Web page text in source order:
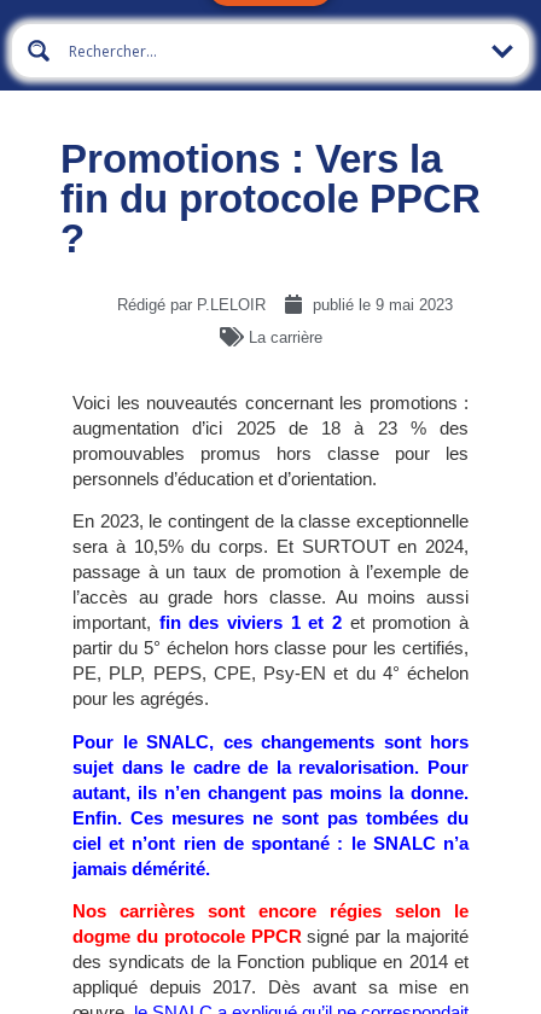
Promotions : Vers la
fin du protocole PPCR
?
Rédigé par P.LELOIR publié le 9 mai 2023
La carrière
Voici les nouveautés concernant les promotions :
augmentation d’ici 2025 de 18 à 23 % des
promouvables promus hors classe pour les
personnels d’éducation et d’orientation.
En 2023, le contingent de la classe exceptionnelle
sera à 10,5% du corps. Et SURTOUT en 2024,
passage à un taux de promotion à l’exemple de
l’accès au grade hors classe. Au moins aussi
important, fin des viviers 1 et 2 et promotion à
partir du 5° échelon hors classe pour les certifiés,
PE, PLP, PEPS, CPE, Psy-EN et du 4° échelon
pour les agrégés.
Pour le SNALC, ces changements sont hors
sujet dans le cadre de la revalorisation. Pour
autant, ils n’en changent pas moins la donne.
Enfin. Ces mesures ne sont pas tombées du
ciel et n’ont rien de spontané : le SNALC n’a
jamais démérité.
Nos carrières sont encore régies selon le
dogme du protocole PPCR signé par la majorité
des syndicats de la Fonction publique en 2014 et
appliqué depuis 2017. Dès avant sa mise en